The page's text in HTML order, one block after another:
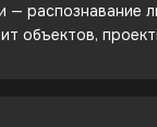
—
объектов,